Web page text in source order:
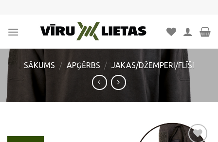
content
SĀKUMS / APĢĒRBS / JAKAS/DŽEMPERI/FLĪŠI